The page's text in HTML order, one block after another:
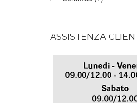
ASSISTENZA